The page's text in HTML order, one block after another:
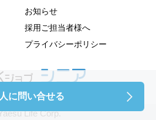
に問い合せる
お知らせ
採用ご担当者様へ
プライバシーポリシー
Life Corp.